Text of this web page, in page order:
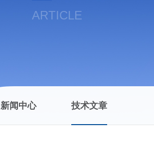
ARTICLE
新闻中心 技术文章